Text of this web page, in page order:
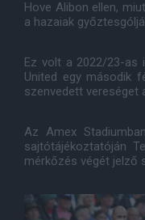
Hove Alibon ellen,
a hazaiak
Ez volt a 2022/23-as
United egy második
szenvedett vereséget
Az Amex
sajtótájékoztatóján
mérkőzés végét jelző